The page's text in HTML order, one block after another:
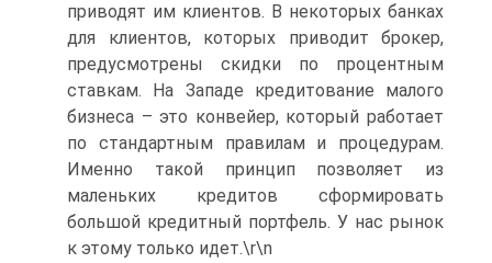
приводят им клиентов. В некоторых банках
для клиентов, которых приводит брокер,
предусмотрены скидки по процентным
ставкам. На Западе кредитование малого
бизнеса – это конвейер, который работает
по стандартным правилам и процедурам.
Именно такой принцип позволяет из
маленьких кредитов сформировать
большой кредитный портфель. У нас рынок
к этому только идет.\r\n